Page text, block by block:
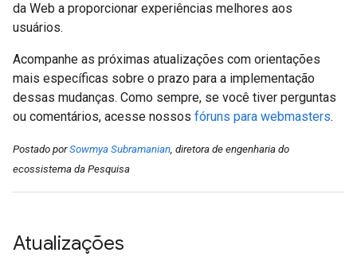
da Web a proporcionar experiências melhores aos
usuários.
Acompanhe as próximas atualizações com orientações
mais específicas sobre o prazo para a implementação
dessas mudanças. Como sempre, se você tiver perguntas
ou comentários, acesse nossos fóruns para webmasters.
Postado porSowmya Subramanian, diretora de engenharia do
ecossistema da Pesquisa
Atualizações